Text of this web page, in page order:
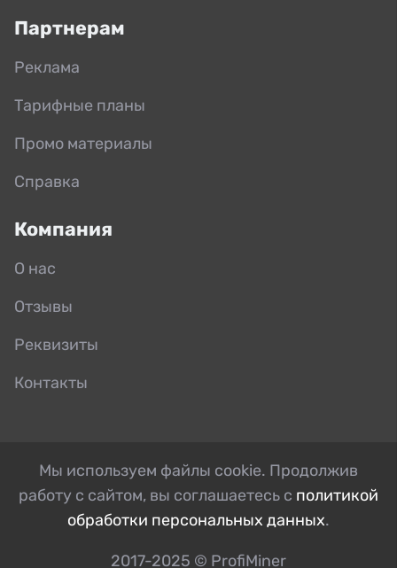
Партнерам
Реклама
Тарифные планы
Промо материалы
Справка
Компания
О нас
Отзывы
Реквизиты
Контакты
Мы используем файлы cookie. Продолжив
работу с сайтом, вы соглашаетесь с политикой
обработки персональных данных.
2017-2025 © ProfiMiner